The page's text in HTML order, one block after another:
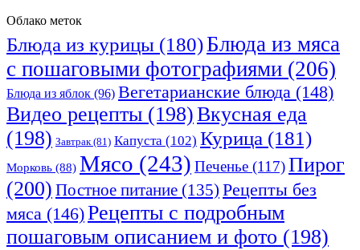
Облако меток
Блюда из курицы (180)Блюда из мяса
с пошаговыми фотографиями (206)
Блюда из яблок (96) Вегетарианские блюда (148)
Видео рецепты (198)Вкусная еда
(198) Завтрак(81) Капуста (102) Курица (181)
Морковь (88) Мясо (243) Печенье (117)Пирог
(200) Постное питание (135) Рецепты без
мяса (146)Рецепты с подробным
пошаговым описанием и фото (198)